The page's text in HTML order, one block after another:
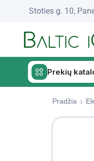
Stoties g. 10,
Prekių
Pradžia